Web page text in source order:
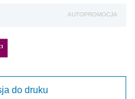
AUTOPROMOCJA
do druku